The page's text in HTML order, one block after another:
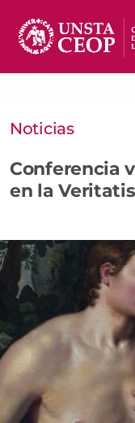
Noticias
Conferencia
en la